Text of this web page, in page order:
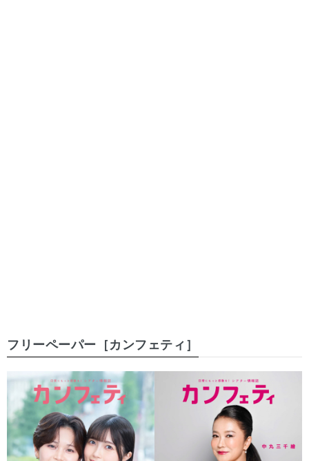
フリーペーパー［カンフェティ］